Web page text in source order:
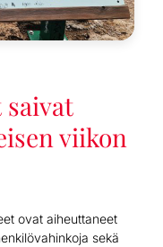
saivat
viikon
ovat aiheuttaneet
sekä